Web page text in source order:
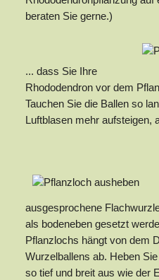
beraten Sie gerne.)
... dass Sie Ihre
Rhododendron vor dem
Tauchen Sie die Ballen so
Luftblasen mehr aufsteigen,
ausgesprochene
als bodeneben gesetzt
Pflanzlochs hängt von dem
Wurzelballens ab. Heben
so tief und breit aus wie der